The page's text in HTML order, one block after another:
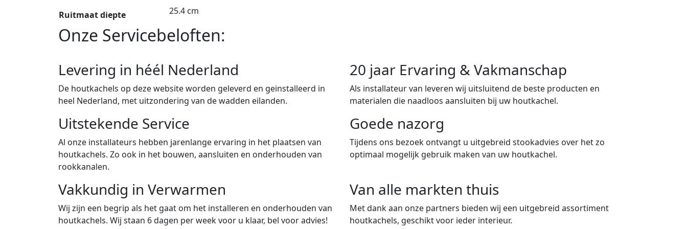
Ruitmaat diepte 25.4 cm
Onze Servicebeloften:
Levering in héél Nederland
De houtkachels op deze website worden geleverd en geinstalleerd in
heel Nederland, met uitzondering van de wadden eilanden.
20 jaar Ervaring & Vakmanschap
Als installateur van leveren wij uitsluitend de beste producten en
materialen die naadloos aansluiten bij uw houtkachel.
Uitstekende Service
Al onze installateurs hebben jarenlange ervaring in het plaatsen van
houtkachels. Zo ook in het bouwen, aansluiten en onderhouden van
rookkanalen.
Goede nazorg
Tijdens ons bezoek ontvangt u uitgebreid stookadvies over het zo
optimaal mogelijk gebruik maken van uw houtkachel.
Vakkundig in Verwarmen
Wij zijn een begrip als het gaat om het installeren en onderhouden van
houtkachels. Wij staan 6 dagen per week voor u klaar, bel voor advies!
Van alle markten thuis
Met dank aan onze partners bieden wij een uitgebreid assortiment
houtkachels, geschikt voor ieder interieur.